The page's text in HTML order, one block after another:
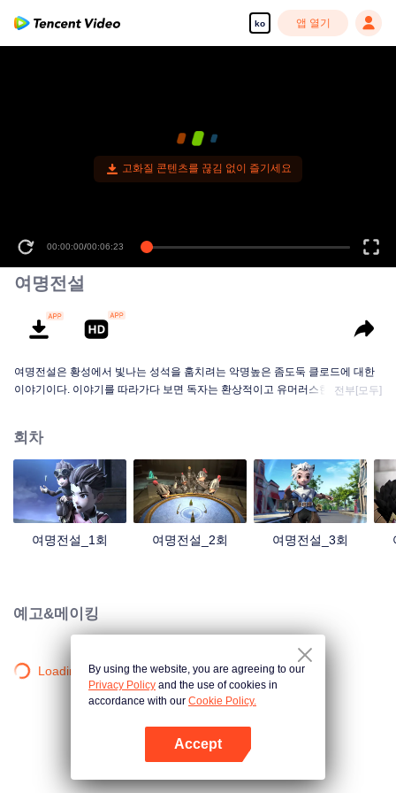
ko 앱 열기
고화질 콘텐츠를 끊김 없이 즐기세요
00:00:00/00:06:23
여명전설
여명전설은 황성에서 빛나는 성석을 훔치려는 악명높은 좀도둑 클로드에 대한
이야기이다. 이야기를 따라가다 보면 독자는 환상적이고 유머러스한 모험의 세
진짜 목적이 뭔지 알게 되는데...
전부[모두]
회차
여명전설_1회 여명전설_2회 여명전설_3회
예고&메이킹
Loading…By using the website, you are agreeing to our
Privacy Policy and the use of cookies in
accordance with our Cookie Policy.
Accept